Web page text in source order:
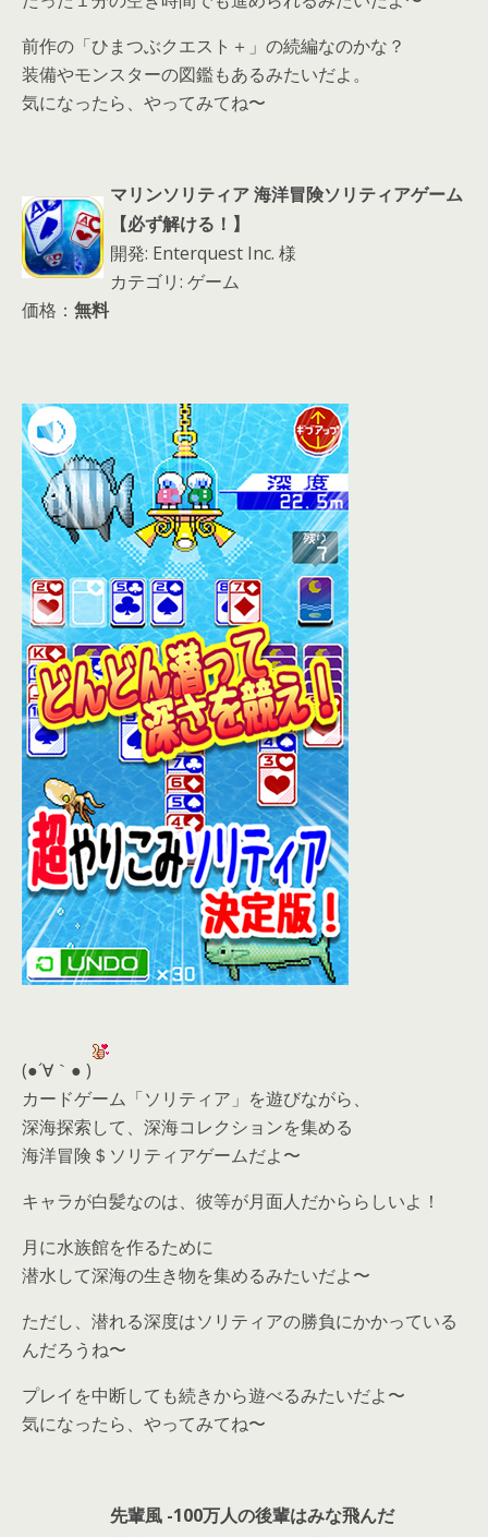
前作の「ひまつぶクエスト＋」の続編なのかな？
装備やモンスターの図鑑もあるみたいだよ。
気になったら、やってみてね〜
マリンソリティア 海洋冒険ソリティアゲーム
【必ず解ける！】
開発: Enterquest Inc. 様
カテゴリ: ゲーム
価格： 無料
(●´∀｀● )
カードゲーム「ソリティア」を遊びながら、
深海探索して、深海コレクションを集める
海洋冒険＄ソリティアゲームだよ〜
キャラが白髪なのは、彼等が月面人だかららしいよ！
月に水族館を作るために
潜水して深海の生き物を集めるみたいだよ〜
ただし、潜れる深度はソリティアの勝負にかかっている
んだろうね〜
プレイを中断しても続きから遊べるみたいだよ〜
気になったら、やってみてね〜
先輩風 -100万人の後輩はみな飛んだ